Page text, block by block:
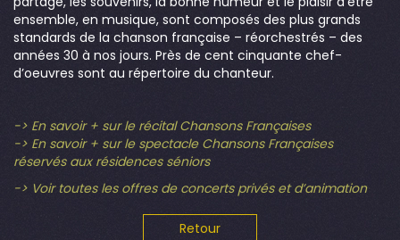
ensemble, en musique, sont composés des plus grands
standards de la chanson française – réorchestrés – des
années 30 à nos jours. Près de cent cinquante chef-
d’oeuvres sont au répertoire du chanteur.
-> En savoir + sur le récital Chansons Françaises
-> En savoir + sur le spectacle Chansons Françaises
réservés aux résidences séniors
-> Voir toutes les offres de concerts privés et d’animation
Retour